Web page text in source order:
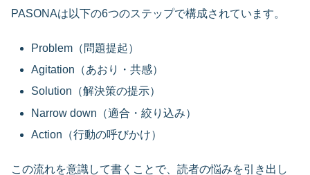
PASONAは以下の6つのステップで構成されています。
Problem（問題提起）
Agitation（あおり・共感）
Solution（解決策の提示）
Narrow down（適合・絞り込み）
Action（行動の呼びかけ）
この流れを意識して書くことで、読者の悩みを引き出し